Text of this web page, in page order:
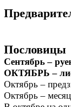
Пословицы
Сентябрь –
ОКТЯБРЬ –
Октябрь –
Октябрь –